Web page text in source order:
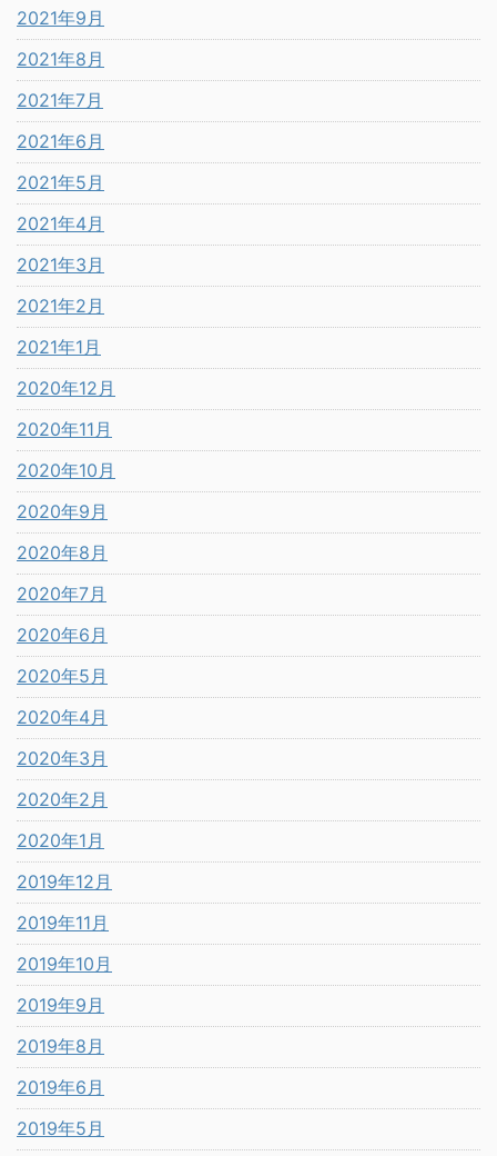
2021年9月
2021年8月
2021年7月
2021年6月
2021年5月
2021年4月
2021年3月
2021年2月
2021年1月
2020年12月
2020年11月
2020年10月
2020年9月
2020年8月
2020年7月
2020年6月
2020年5月
2020年4月
2020年3月
2020年2月
2020年1月
2019年12月
2019年11月
2019年10月
2019年9月
2019年8月
2019年6月
2019年5月